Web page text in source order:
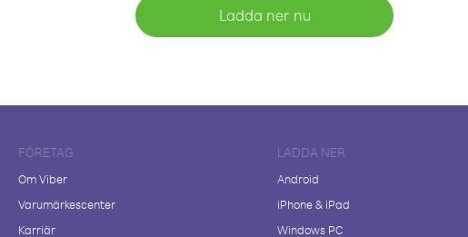
Ladda ner nu
FÖRETAG
Om Viber
Varumärkescenter
Karriär
LADDA NER
Android
iPhone & iPad
Windows PC